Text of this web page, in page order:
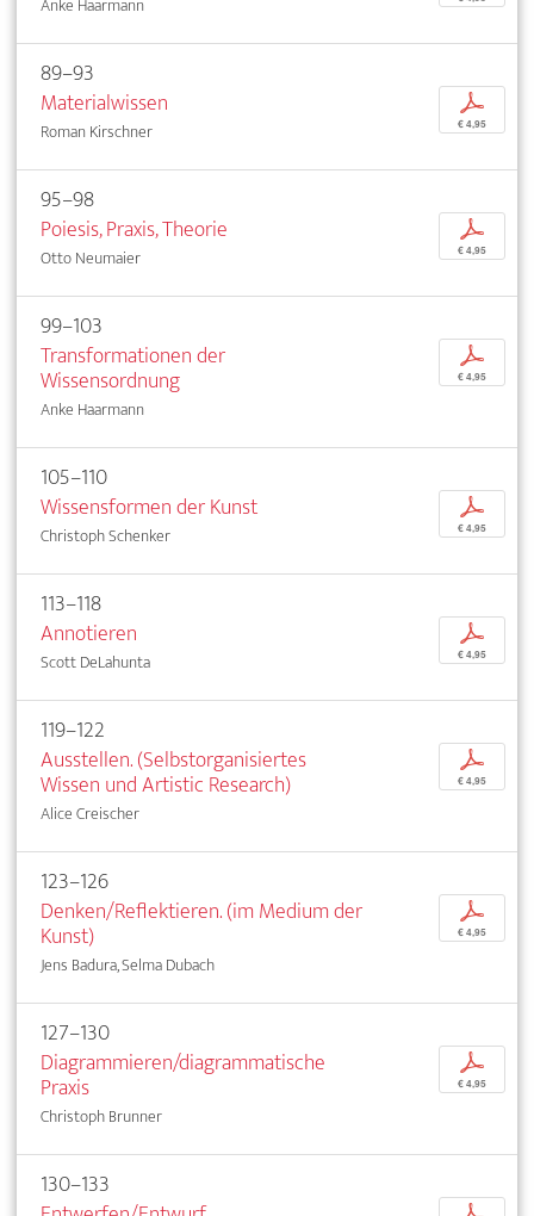
Anke Haarmann
89–93
Materialwissen
Roman Kirschner
p
€ 4,95
95–98
Poiesis, Praxis, Theorie
Otto Neumaier
p
€ 4,95
99–103
Transformationen der
Wissensordnung
Anke Haarmann
p
€ 4,95
105–110
Wissensformen der Kunst
Christoph Schenker
p
€ 4,95
113–118
Annotieren
Scott DeLahunta
p
€ 4,95
119–122
Ausstellen. (Selbstorganisiertes
Wissen und Artistic Research)
Alice Creischer
p
€ 4,95
123–126
Denken/Reflektieren. (im Medium der
Kunst)
Jens Badura, Selma Dubach
p
€ 4,95
127–130
Diagrammieren/diagrammatische
Praxis
Christoph Brunner
p
€ 4,95
130–133